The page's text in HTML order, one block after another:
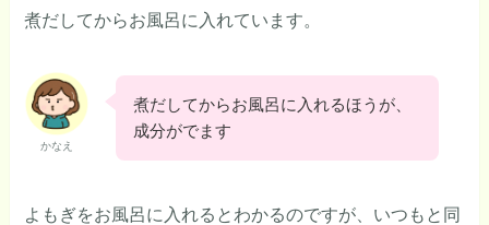
煮だしてからお風呂に入れています。
かなえ
煮だしてからお風呂に入れるほうが、
成分がでます
よもぎをお風呂に入れるとわかるのですが、いつもと同